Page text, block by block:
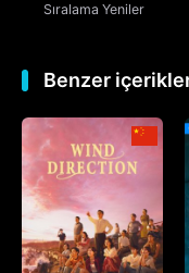
14. Bölüm
15. Bölüm
17. Bölüm
18. Bölüm
Sıralama Yeniler
Benzer